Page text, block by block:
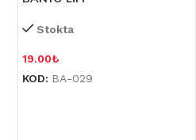
Stokta
19.00₺
KOD: BA-029